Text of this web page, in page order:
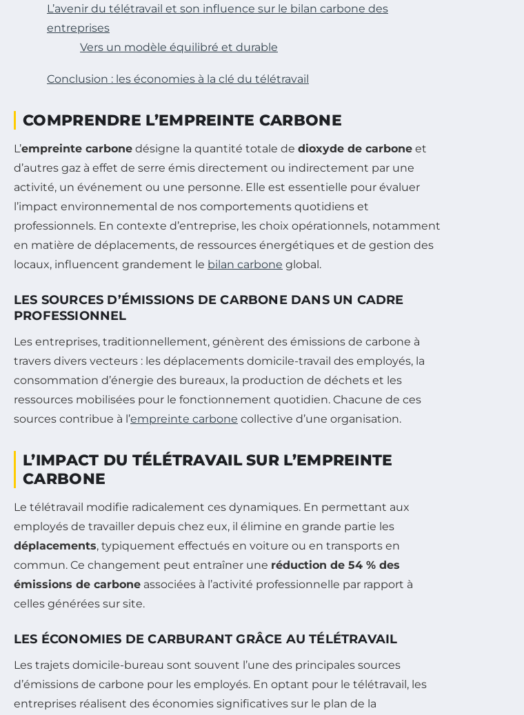
L’avenir du télétravail et son influence sur le bilan carbone des
entreprises
Vers un modèle équilibré et durable
Conclusion : les économies à la clé du télétravail
COMPRENDRE L’EMPREINTE CARBONE
L’empreinte carbone désigne la quantité totale de dioxyde de carbone et
d’autres gaz à effet de serre émis directement ou indirectement par une
activité, un événement ou une personne. Elle est essentielle pour évaluer
l’impact environnemental de nos comportements quotidiens et
professionnels. En contexte d’entreprise, les choix opérationnels, notamment
en matière de déplacements, de ressources énergétiques et de gestion des
locaux, influencent grandement le bilan carbone global.
LES SOURCES D’ÉMISSIONS DE CARBONE DANS UN CADRE
PROFESSIONNEL
Les entreprises, traditionnellement, génèrent des émissions de carbone à
travers divers vecteurs : les déplacements domicile-travail des employés, la
consommation d’énergie des bureaux, la production de déchets et les
ressources mobilisées pour le fonctionnement quotidien. Chacune de ces
sources contribue à l’empreinte carbone collective d’une organisation.
L’IMPACT DU TÉLÉTRAVAIL SUR L’EMPREINTE
CARBONE
Le télétravail modifie radicalement ces dynamiques. En permettant aux
employés de travailler depuis chez eux, il élimine en grande partie les
déplacements, typiquement effectués en voiture ou en transports en
commun. Ce changement peut entraîner une réduction de 54 % des
émissions de carbone associées à l’activité professionnelle par rapport à
celles générées sur site.
LES ÉCONOMIES DE CARBURANT GRÂCE AU TÉLÉTRAVAIL
Les trajets domicile-bureau sont souvent l’une des principales sources
d’émissions de carbone pour les employés. En optant pour le télétravail, les
entreprises réalisent des économies significatives sur le plan de la